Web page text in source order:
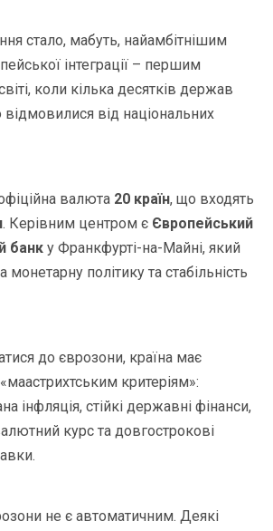
стало, мабуть, найамбітнішим
інтеграції – першим
коли кілька десятків держав
від національних
валюта 20 країн, що входять
. Керівним центром є Європейський
банк у Франкфурті-на-Майні, який
монетарну політику та стабільність
до єврозони, країна має
критеріям»:
інфляція, стійкі державні фінанси,
курс та довгострокові
не є автоматичним. Деякі